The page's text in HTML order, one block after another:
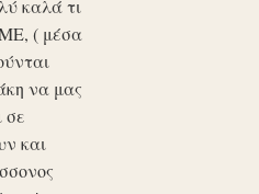
καλά τι
( μέσα
να μας
σε
και